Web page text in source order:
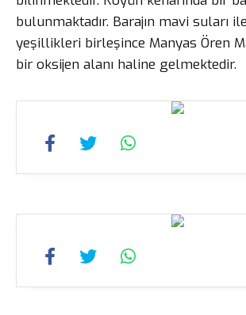
bulunmaktadır. Barajın mavi suları
yeşillikleri birleşince Manyas Ören
bir oksijen alanı haline gelmektedir.